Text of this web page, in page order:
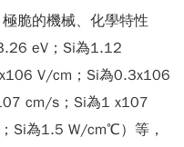
脆的機械、化學特性
eV；Si為1.12
V/cm；Si為0.3x106
cm/s；Si為1 x107
Si為1.5 W/cm℃）等，